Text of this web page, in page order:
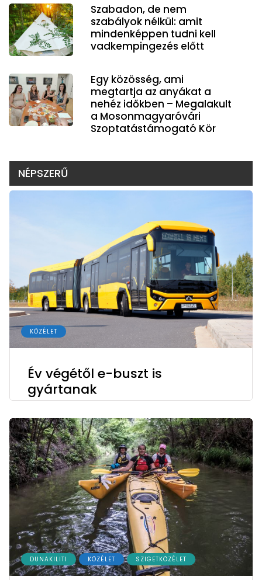
Szabadon, de nem
szabályok nélkül: amit
mindenképpen tudni kell
vadkempingezés előtt
Egy közösség, ami
megtartja az anyákat a
nehéz időkben – Megalakult
a Mosonmagyaróvári
Szoptatástámogató Kör
NÉPSZERŰ
KÖZÉLET
Év végétől e-buszt is
gyártanak
DUNAKILITI KÖZÉLET SZIGETKÖZÉLET